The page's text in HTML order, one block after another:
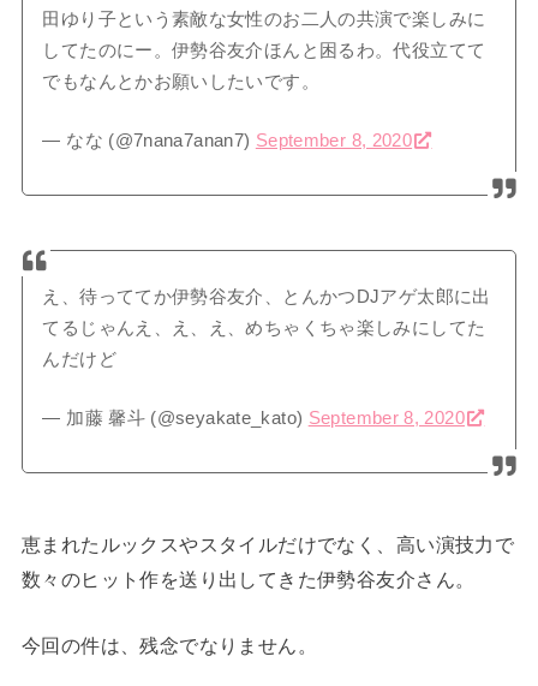
田ゆり子という素敵な女性のお二人の共演で楽しみに
してたのにー。伊勢谷友介ほんと困るわ。代役立てて
でもなんとかお願いしたいです。
— なな (@7nana7anan7) September 8, 2020
え、待っててか伊勢谷友介、とんかつDJアゲ太郎に出
てるじゃんえ、え、え、めちゃくちゃ楽しみにしてた
んだけど
— 加藤 馨斗 (@seyakate_kato) September 8, 2020
恵まれたルックスやスタイルだけでなく、高い演技力で
数々のヒット作を送り出してきた伊勢谷友介さん。
今回の件は、残念でなりません。